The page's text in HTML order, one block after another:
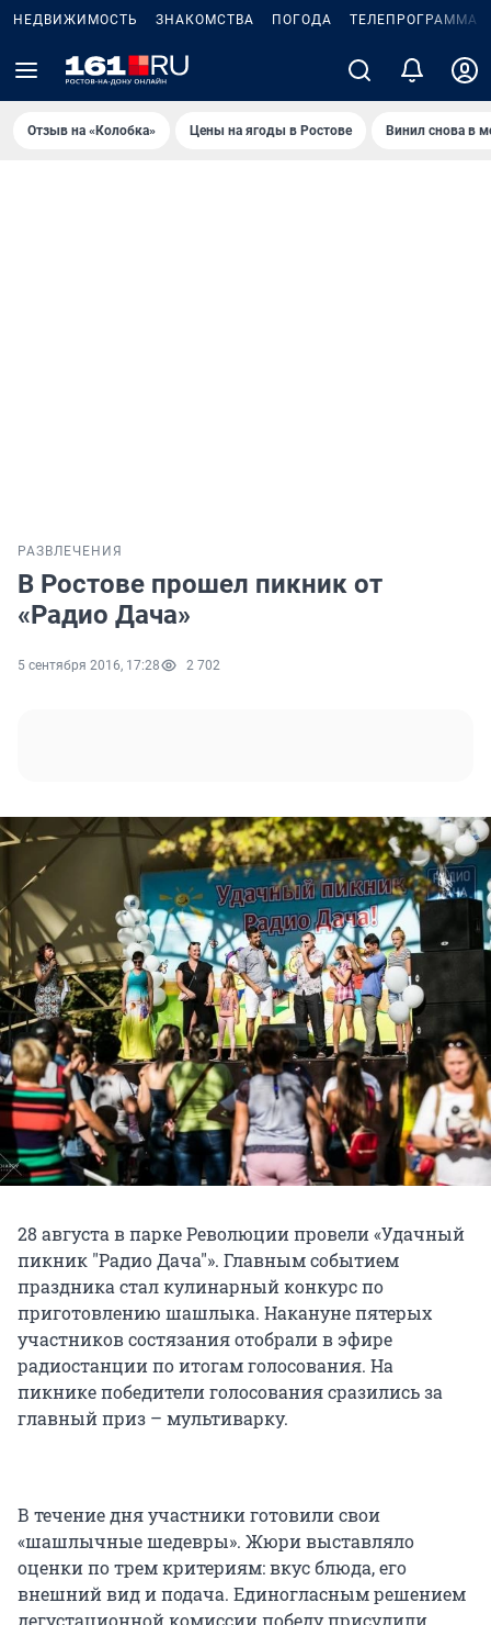
НЕДВИЖИМОСТЬ ЗНАКОМСТВА ПОГОДА ТЕЛЕПРОГРАММА
Отзыв на «Колобка» Цены на ягоды в Ростове Винил снова в
РАЗВЛЕЧЕНИЯ
В Ростове прошел пикник от
«Радио Дача»
5 сентября 2016, 17:28 2 702
28 августа в парке Революции провели «Удачный
пикник "Радио Дача"». Главным событием
праздника стал кулинарный конкурс по
приготовлению шашлыка. Накануне пятерых
участников состязания отобрали в эфире
радиостанции по итогам голосования. На
пикнике победители голосования сразились за
главный приз – мультиварку.
В течение дня участники готовили свои
«шашлычные шедевры». Жюри выставляло
оценки по трем критериям: вкус блюда, его
внешний вид и подача. Единогласным решением
дегустационной комиссии победу присудили